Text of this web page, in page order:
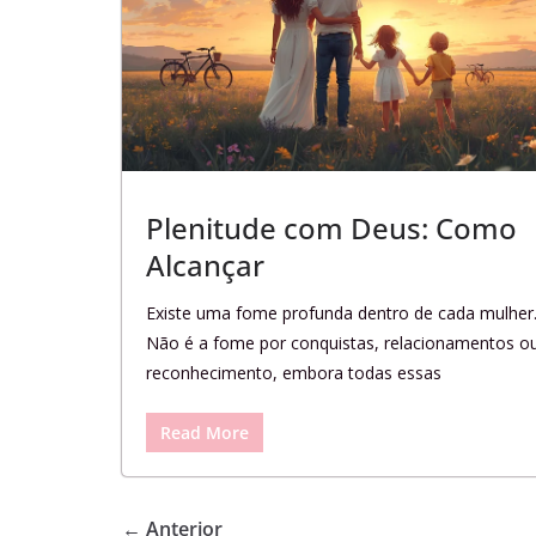
Plenitude com Deus: Como
Alcançar
Existe uma fome profunda dentro de cada mulher.
Não é a fome por conquistas, relacionamentos
reconhecimento, embora todas essas
Read More
← Anterior